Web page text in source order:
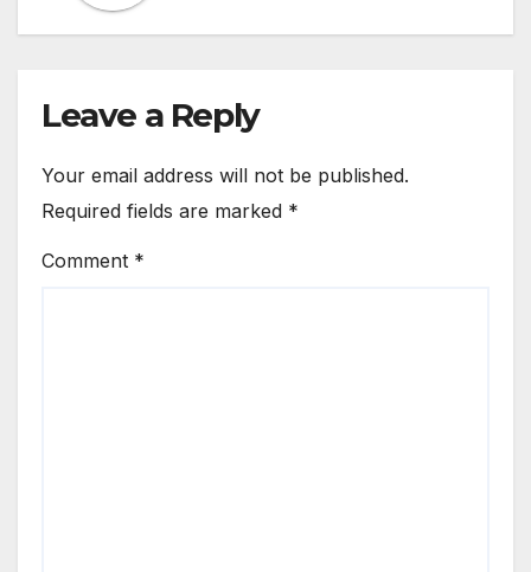
Leave a Reply
Your email address will not be published.
Required fields are marked *
Comment *